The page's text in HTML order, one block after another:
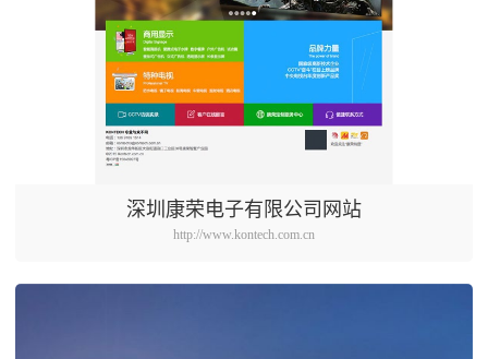
深圳康荣电子有限公司网站
http://www.kontech.com.cn